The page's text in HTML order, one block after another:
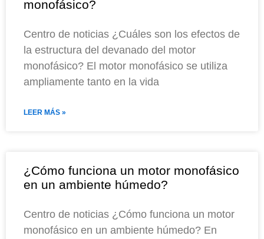
monofásico?
Centro de noticias ¿Cuáles son los efectos de
la estructura del devanado del motor
monofásico? El motor monofásico se utiliza
ampliamente tanto en la vida
LEER MÁS »
¿Cómo funciona un motor monofásico
en un ambiente húmedo?
Centro de noticias ¿Cómo funciona un motor
monofásico en un ambiente húmedo? En